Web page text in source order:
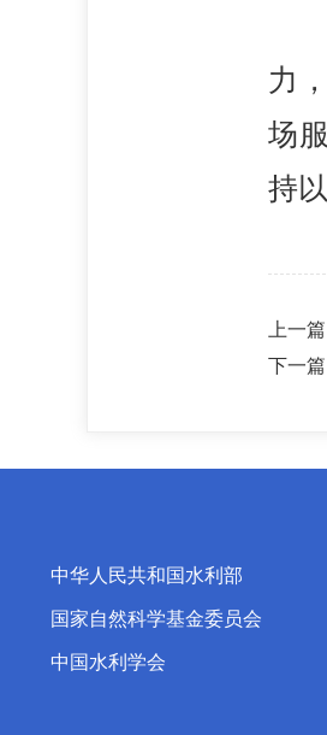
力
场
持
上一篇
下一篇
中华人民共和国水利部
国家自然科学基金委员会
中国水利学会